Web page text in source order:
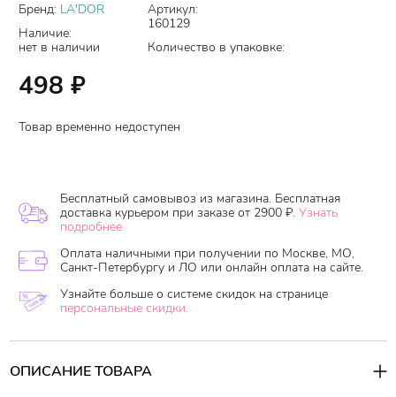
Бренд: LA'DOR
Наличие:
нет в наличии
Артикул:
160129
Количество в упаковке:
498 ₽
Товар временно недоступен
Бесплатный самовывоз из магазина. Бесплатная
доставка курьером при заказе от 2900 ₽. Узнать
подробнее.
Оплата наличными при получении по Москве, МО,
Санкт-Петербургу и ЛО или онлайн оплата на сайте.
Узнайте больше о системе скидок на странице
персональные скидки.
ОПИСАНИЕ ТОВАРА